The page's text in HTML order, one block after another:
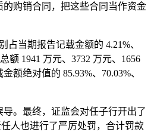
购销合同，把这些合同当作资金
占当期报告记载金额的 4.21%、
额 1941 万元、3732 万元、1656
额绝对值的 85.93%、70.03%、
。最终，证监会对任子行开出了
人也进行了严厉处罚，合计罚款